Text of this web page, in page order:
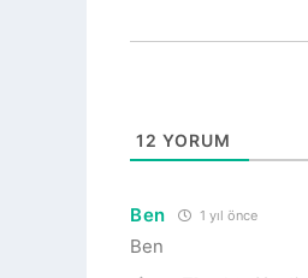
12 YORUM
Ben 1 yıl önce
Ben